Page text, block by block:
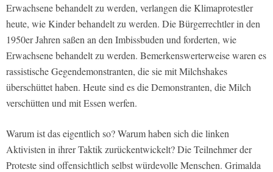
Erwachsene behandelt zu werden, verlangen die Klimaprotestler
heute, wie Kinder behandelt zu werden. Die Bürgerrechtler in den
1950er Jahren saßen an den Imbissbuden und forderten, wie
Erwachsene behandelt zu werden. Bemerkenswerterweise waren es
rassistische Gegendemonstranten, die sie mit Milchshakes
überschüttet haben. Heute sind es die Demonstranten, die Milch
verschütten und mit Essen werfen.
Warum ist das eigentlich so? Warum haben sich die linken
Aktivisten in ihrer Taktik zurückentwickelt? Die Teilnehmer der
Proteste sind offensichtlich selbst würdevolle Menschen. Grimalda